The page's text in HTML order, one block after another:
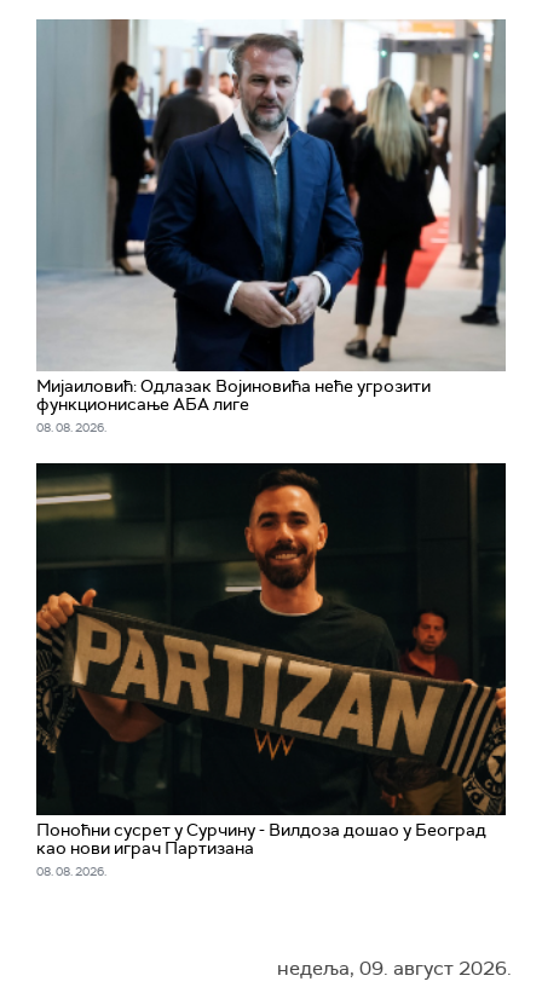
Мијаиловић: Одлазак Војиновића неће угрозити
функционисање АБА лиге
08. 08. 2026.
Поноћни сусрет у Сурчину - Вилдоза дошао у Београд
као нови играч Партизана
08. 08. 2026.
недеља, 09. август 2026.